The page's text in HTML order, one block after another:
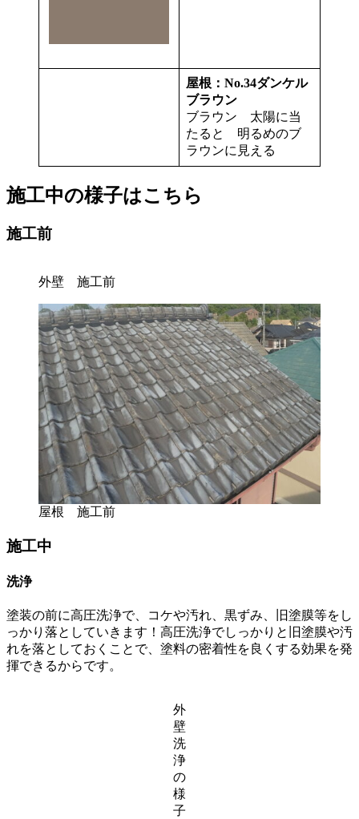
屋根：No.34ダンケル
ブラウン
ブラウン 太陽に当
たると 明るめのブ
ラウンに見える
施工中の様子はこちら
施工前
外壁 施工前
屋根 施工前
施工中
洗浄
塗装の前に高圧洗浄で、コケや汚れ、黒ずみ、旧塗膜等をし
っかり落としていきます！高圧洗浄でしっかりと旧塗膜や汚
れを落としておくことで、塗料の密着性を良くする効果を発
揮できるからです。
外
壁
洗
浄
の
様
子